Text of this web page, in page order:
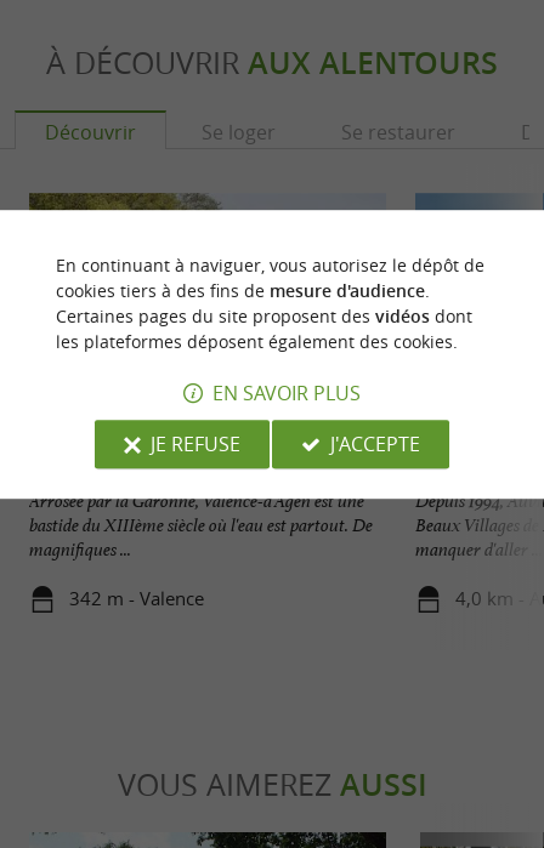
À DÉCOUVRIR AUX ALENTOURS
Découvrir Se loger Se restaurer
Arrosée par la Garonne, Valence-d'Agen est une
bastide du XIIIème siècle où l'eau est partout. De
magnifiques ...
342 m - Valence
Auvillar
Depuis 1994,
Beaux Villages
manquer d'aller ...
4,0 km -
VOUS AIMEREZ AUSSI
En continuant à naviguer, vous autorisez le dépôt de
cookies tiers à des fins de mesure d'audience.
Certaines pages du site proposent des vidéosdont
les plateformes déposent également des cookies.
EN SAVOIR PLUS
JE REFUSE
J'ACCEPTE